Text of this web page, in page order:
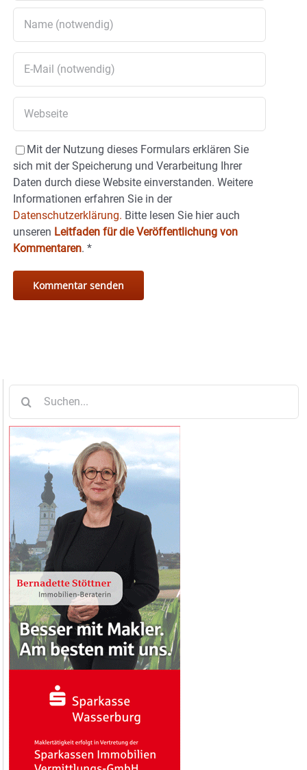
Mit der Nutzung dieses Formulars erklären Sie
sich mit der Speicherung und Verarbeitung Ihrer
Daten durch diese Website einverstanden. Weitere
Informationen erfahren Sie in der
Datenschutzerklärung. Bitte lesen Sie hier auch
unseren Leitfaden für die Veröffentlichung von
Kommentaren. *
nach: